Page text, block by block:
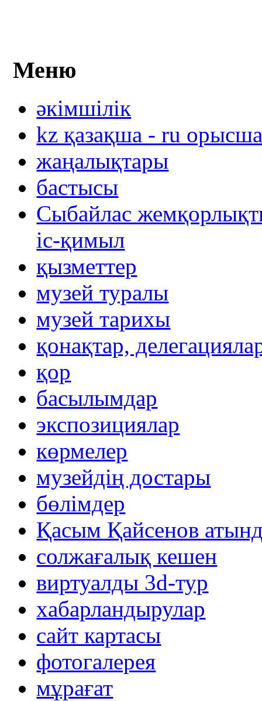
Меню
әкімшілік
kz қазақша - ru
жаңалықтары
бастысы
Сыбайлас
іс-қимыл
қызметтер
музей туралы
музей тарихы
қонақтар,
қор
басылымдар
экспозициялар
көрмелер
музейдің достары
бөлімдер
Қасым Қайсенов
солжағалық кешен
виртуалды 3d-тур
xабарландырулар
сайт картасы
фотогалерея
мұрағат